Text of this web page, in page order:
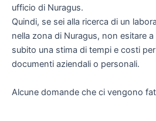
ufficio di Nuragus.
Quindi, se sei alla ricerca di un
nella zona di Nuragus, non esitare
subito una stima di tempi e costi
documenti aziendali o personali.
Alcune domande che ci vengono